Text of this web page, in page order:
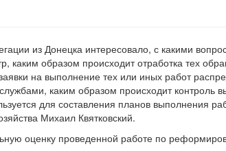
из Донецка интересовало, с какими
каким образом происходит отработка тех
на выполнение тех или иных работ
каким образом происходит контроль
для составления планов выполнения
Михаил Квятковский.
оценку проведенной работе по